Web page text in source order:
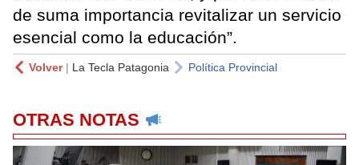
de suma importancia revitalizar un servicio
esencial como la educación”.
Volver| La Tecla Patagonia Política Provincial
OTRAS NOTAS